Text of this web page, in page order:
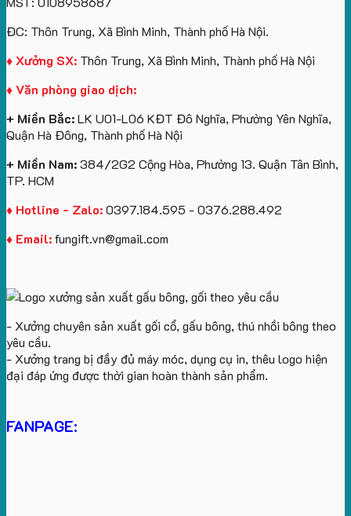
Công
Ty
Lữ
lớn
logo
Trung
số
lượng
lớn
theo
cầu
giấy
logo
ĐC: Thôn Trung, Xã Bình Minh, Thành phố Hà Nội.
♦ Xưởng SX: Thôn Trung, Xã Bình Minh, Thành phố Hà Nội
♦ Văn phòng giao dịch:
+ Miền Bắc:LK U01-L06 KĐT Đô Nghĩa, Phường Yên Nghĩa,
Quận Hà Đông, Thành phố Hà Nội
+ Miền Nam:384/2G2 Cộng Hòa, Phường 13. Quận Tân Bình,
TP. HCM
♦ Hotline - Zalo:0397.184.595 - 0376.288.492
♦ Email:fungift.vn@gmail.com
- Xưởng chuyên sản xuất gối cổ, gấu bông, thú nhồi bông theo
yêu cầu.
- Xưởng trang bị đầy đủ máy móc, dụng cụ in, thêu logo hiện
đại đáp ứng được thời gian hoàn thành sản phẩm.
FANPAGE: